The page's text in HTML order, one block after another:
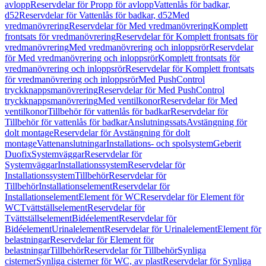
avloppReservdelar för Propp för avloppVattenlås för badkar,
d52Reservdelar för Vattenlås för badkar, d52Med
vredmanövreringReservdelar för Med vredmanövreringKomplett
frontsats för vredmanövreringReservdelar för Komplett frontsats för
vredmanövreringMed vredmanövrering och inloppsrörReservdelar
för Med vredmanövrering och inloppsrörKomplett frontsats för
vredmanövrering och inloppsrörReservdelar för Komplett frontsats
för vredmanövrering och inloppsrörMed PushControl
tryckknappsmanövreringReservdelar för Med PushControl
tryckknappsmanövreringMed ventilkonorReservdelar för Med
ventilkonorTillbehör för vattenlås för badkarReservdelar för
Tillbehör för vattenlås för badkarAnslutningssatsAvstängning för
dolt montageReservdelar för Avstängning för dolt
montageVattenanslutningarInstallations- och spolsystemGeberit
DuofixSystemväggarReservdelar för
SystemväggarInstallationssystemReservdelar för
InstallationssystemTillbehörReservdelar för
TillbehörInstallationselementReservdelar för
InstallationselementElement för WCReservdelar för Element för
WCTvättställselementReservdelar för
TvättställselementBidéelementReservdelar för
BidéelementUrinalelementReservdelar för UrinalelementElement för
belastningarReservdelar för Element för
belastningarTillbehörReservdelar för TillbehörSynliga
cisternerSynliga cisterner för WC, av plastReservdelar för Synliga